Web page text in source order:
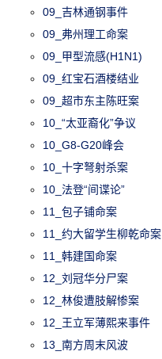
09_吉林通钢事件
09_弗州理工命案
09_甲型流感(H1N1)
09_红宝石酒楼结业
09_超市东主陈旺案
10_“太亚裔化”争议
10_G8-G20峰会
10_十字弩射杀案
10_法登“间谍论”
11_包子铺命案
11_约大留学生柳乾命案
11_韩建国命案
12_刘冠华分尸案
12_林俊遭肢解惨案
12_王立军薄熙来事件
13_南方周末风波